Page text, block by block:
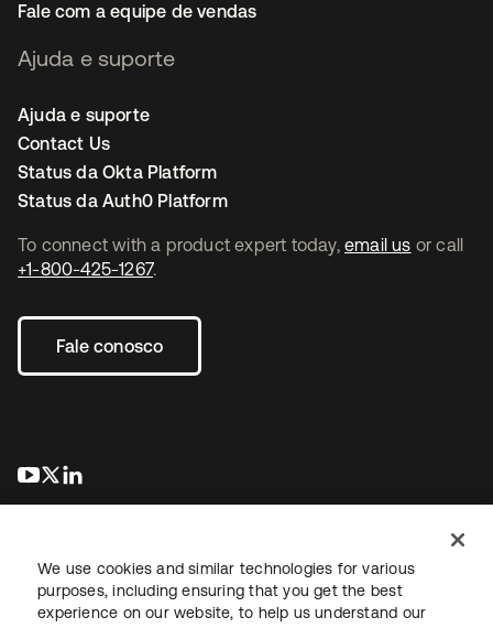
To connect with a product expert today, email us or call
+1-800-425-1267.
Fale conosco
abre em uma nova guia
abre em uma nova guia
Fale com a equipe de vendas
Ajuda e suporte
Ajuda e suporte
Contact Us
Status da Okta Platform
Status da Auth0 Platform
We use cookies and similar technologies for various
purposes, including ensuring that you get the best
experience on our website, to help us understand our